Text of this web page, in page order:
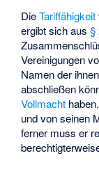
DieTariffähigkeit
ergibt sich aus§
Vereinigungen
Namen der
abschließen
Vollmacht
und von seinen
ferner muss er